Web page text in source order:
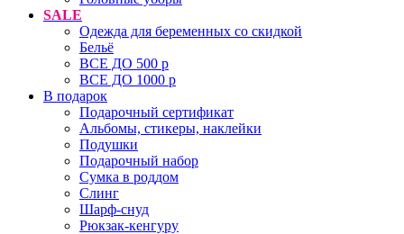
SALE
Одежда для беременных со скидкой
Бельё
ВСЕ ДО 500 р
ВСЕ ДО 1000 р
В подарок
Подарочный сертификат
Альбомы, стикеры, наклейки
Подушки
Подарочный набор
Сумка в роддом
Слинг
Шарф-снуд
Рюкзак-кенгуру